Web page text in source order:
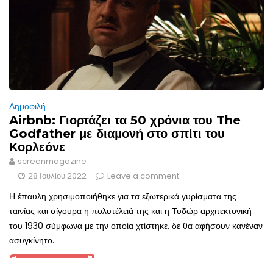
Δημοφιλή
Airbnb: Γιορτάζει τα 50 χρόνια του The
Godfather με διαμονή στο σπίτι του
Κορλεόνε
screenmagazine
28 Ιουλίου 2022
Leave a comment
Η έπαυλη χρησιμοποιήθηκε για τα εξωτερικά γυρίσματα της
ταινίας και σίγουρα η πολυτέλειά της και η Τυδώρ αρχιτεκτονική
του 1930 σύμφωνα με την οποία χτίστηκε, δε θα αφήσουν κανέναν
ασυγκίνητο.